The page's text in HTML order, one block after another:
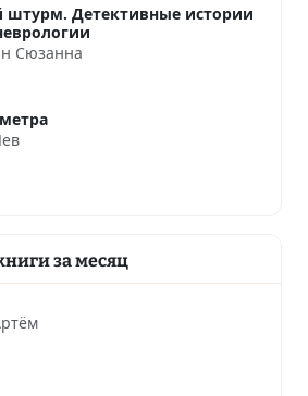
штурм. Детективные истории
Сюзанна
за месяц